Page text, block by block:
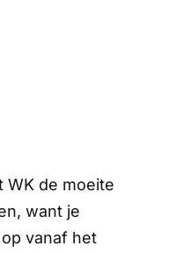
WK de moeite
want je
vanaf het